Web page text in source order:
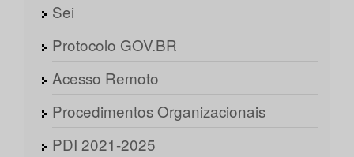
Sei
Protocolo GOV.BR
Acesso Remoto
Procedimentos Organizacionais
PDI 2021-2025